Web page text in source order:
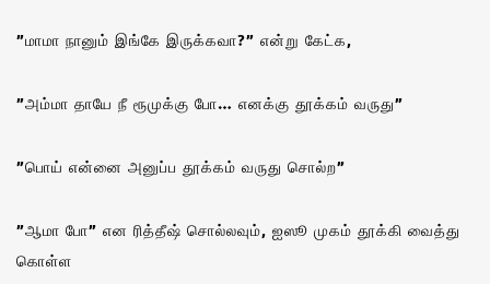
”மாமா நானும் இங்கே இருக்கவா?” என்று கேட்க,
”அம்மா தாயே நீ ரூமுக்கு போ… எனக்கு தூக்கம் வருது”
”பொய் என்னை அனுப்ப தூக்கம் வருது சொல்ற”
”ஆமா போ” என ரித்தீஷ் சொல்லவும், ஐஸூ முகம் தூக்கி வைத்து
கொள்ள